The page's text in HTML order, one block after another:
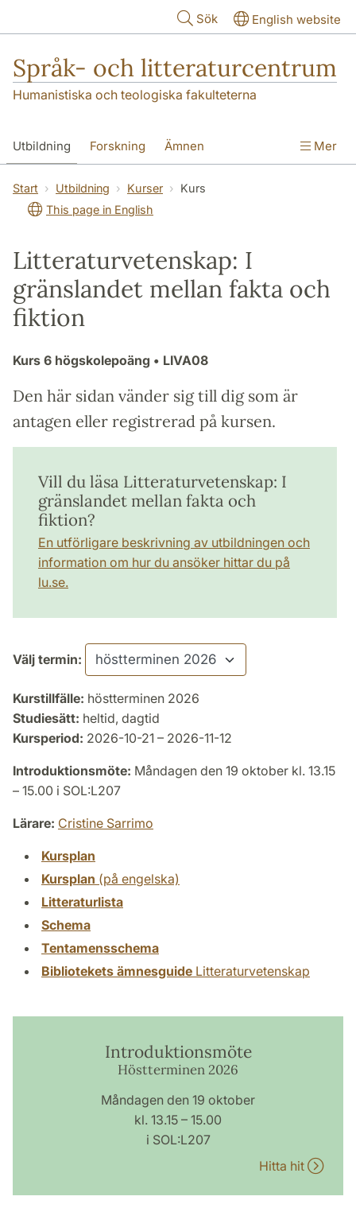
Sök English website
Språk- och litteraturcentrum
Humanistiska och teologiska fakulteterna
Utbildning Forskning Ämnen
SOL-husen Kontakt Institutionen
översättning till svenska
Mer
Start Utbildning Kurser
Kurs
This page in English
Litteraturvetenskap: I
gränslandet mellan fakta och
fiktion
Kurs 6 högskolepoäng • LIVA08
Den här sidan vänder sig till dig som är
antagen eller registrerad på kursen.
Vill du läsa Litteraturvetenskap: I
gränslandet mellan fakta och
fiktion?
En utförligare beskrivning av utbildningen och
information om hur du ansöker hittar du på
lu.se.
Välj termin:
Kurstillfälle: höstterminen 2026
Studiesätt: heltid, dagtid
Kursperiod: 2026-10-21 – 2026-11-12
Introduktionsmöte: Måndagen den 19 oktober kl. 13.15
– 15.00 i SOL:L207
Lärare: Cristine Sarrimo
Kursplan
Kursplan (på engelska)
Litteraturlista
Schema
Tentamensschema
Bibliotekets ämnesguide Litteraturvetenskap
Introduktionsmöte
Höstterminen 2026
Måndagen den 19 oktober
kl. 13.15 – 15.00
i SOL:L207
Hitta hit